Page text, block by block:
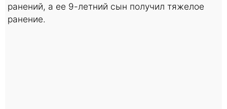
ранений, а ее 9-летний сын получил тяжелое
ранение.